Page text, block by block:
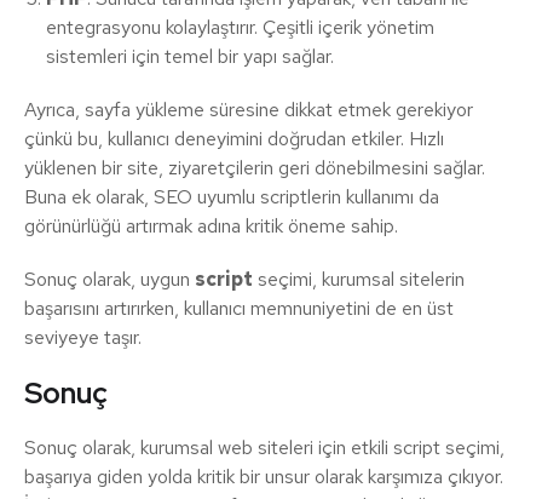
entegrasyonu kolaylaştırır. Çeşitli içerik yönetim
sistemleri için temel bir yapı sağlar.
Ayrıca, sayfa yükleme süresine dikkat etmek gerekiyor
çünkü bu, kullanıcı deneyimini doğrudan etkiler. Hızlı
yüklenen bir site, ziyaretçilerin geri dönebilmesini sağlar.
Buna ek olarak, SEO uyumlu scriptlerin kullanımı da
görünürlüğü artırmak adına kritik öneme sahip.
Sonuç olarak, uygun script seçimi, kurumsal sitelerin
başarısını artırırken, kullanıcı memnuniyetini de en üst
seviyeye taşır.
Sonuç
Sonuç olarak, kurumsal web siteleri için etkili script seçimi,
başarıya giden yolda kritik bir unsur olarak karşımıza çıkıyor.